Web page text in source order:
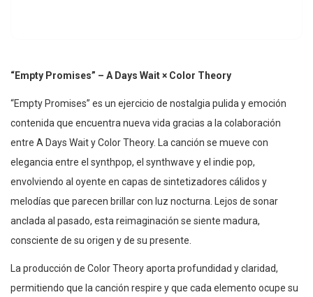
“Empty Promises” – A Days Wait × Color Theory
“Empty Promises” es un ejercicio de nostalgia pulida y emoción
contenida que encuentra nueva vida gracias a la colaboración
entre A Days Wait y Color Theory. La canción se mueve con
elegancia entre el synthpop, el synthwave y el indie pop,
envolviendo al oyente en capas de sintetizadores cálidos y
melodías que parecen brillar con luz nocturna. Lejos de sonar
anclada al pasado, esta reimaginación se siente madura,
consciente de su origen y de su presente.
La producción de Color Theory aporta profundidad y claridad,
permitiendo que la canción respire y que cada elemento ocupe su